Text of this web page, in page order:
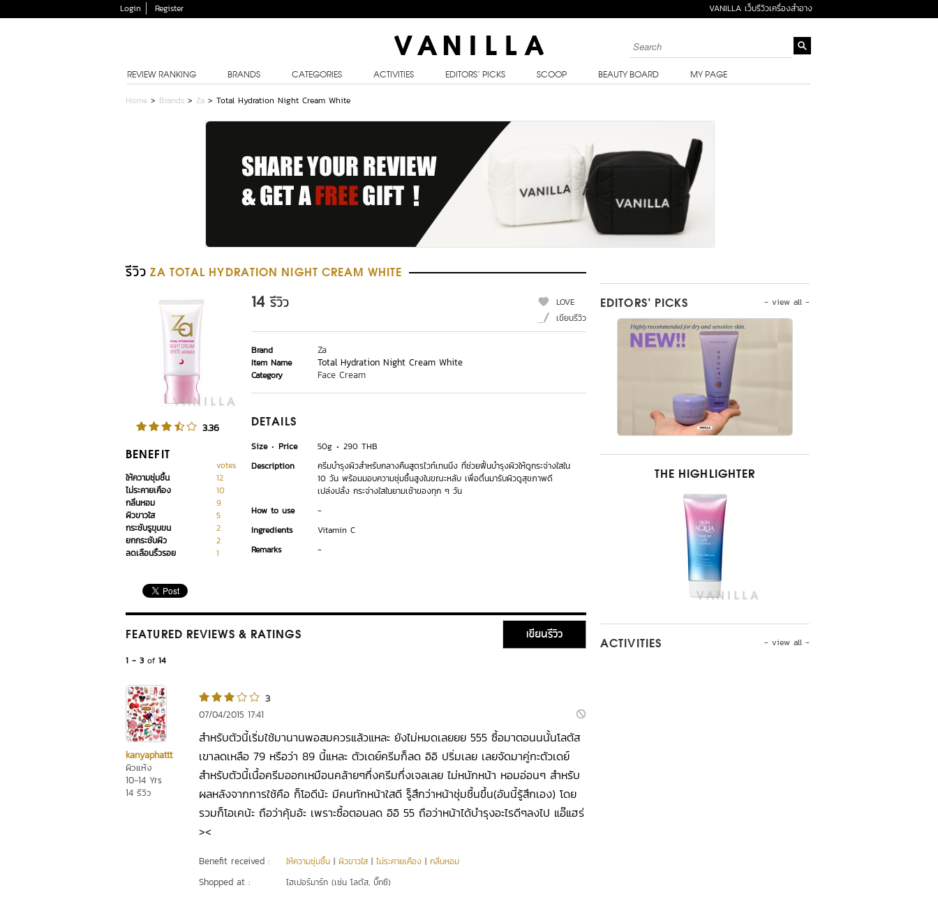
Login Register VANILLA เว็บรีวิวเครื่องสำอาง
REVIEW RANKING BRANDS CATEGORIES ACTIVITIES EDITORS’ PICKS SCOOP BEAUTY BOARD MY PAGE
Home > Brands > Za > Total Hydration Night Cream White
รีวิว ZA TOTAL HYDRATION NIGHT CREAM WHITE
3.36
BENEFIT
votes
ให้ความชุ่มชื้น
12
ไม่ระคายเคือง
10
กลิ่นหอม
9
ผิวขาวใส
5
กระชับรูขุมขน
2
ยกกระชับผิว
2
ลดเลือนริ้วรอย
1
14 รีวิว
LOVE
เขียนรีวิว
Brand Za
Item Name Total Hydration Night Cream White
Category Face Cream
DETAILS
Size Price 50g
290 THB
Description
ครีมบำรุงผิวสำหรับกลางคืนสูตรไวท์เทนนิ่ง ที่ช่วยฟื้นบำรุงผิวให้ดูกระจ่างใสใน
10 วัน พร้อมมอบความชุ่มชื้นสูงในขณะหลับ เพื่อตื่นมารับผิวดูสุขภาพดี
เปล่งปลั่ง กระจ่างใสในยามเช้าของทุก ๆ วัน
How to use
-
Ingredients
Vitamin C
Remarks
-
FEATURED REVIEWS & RATINGS เขียนรีวิว
1 - 3 of 14
kanyaphattt
ผิวแห้ง
10-14 Yrs
14 รีวิว
3
07/04/2015 17:41
สำหรับตัวนี้เริ่มใช้มานานพอสมควรแล้วแหละ ยังไม่หมดเลยยย 555 ซื้อมาตอนนนั้นโลตัส
เขาลดเหลือ 79 หรือว่า 89 นี้แหละ ตัวเดย์ครีมก็ลด อิอิ ปริ่มเลย เลยจัดมาคู่กะตัวเดย์
สำหรับตัวนี้เนื้อครีมออกเหมือนคล้ายๆกึ่งครีมกึ่งเจลเลย ไม่หนักหน้า หอมอ่อนๆ สำหรับ
ผลหลังจากการใช้คือ ก็โอดีน้ะ มีคนทักหน้าใสดี รู็สึกว่าหน้าชุ่มชื้นขึ้น(อันนี้รู้สึกเอง) โดย
รวมก็โอเคน้ะ ถือว่าคุ้มอ้ะ เพราะซื้อตอนลด อิอิ 55 ถือว่าหน้าได้บำรุงอะไรดีๆลงไป แอ๊แฮร่
><
Benefit received : ให้ความชุ่มชื้น | ผิวขาวใส | ไม่ระคายเคือง | กลิ่นหอม
Shopped at : ไฮเปอร์มาร์ท (เช่น โลตัส, บิ๊กซี)
- view all -
EDITORS’ PICKS
THE HIGHLIGHTER
- view all -
ACTIVITIES